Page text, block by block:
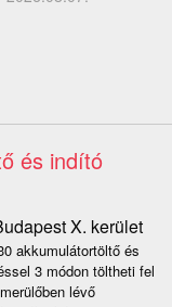
és indító
X. kerület
akkumulátortöltő és
3 módon töltheti fel
lévő